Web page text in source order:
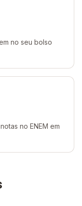
no seu bolso
no ENEM em